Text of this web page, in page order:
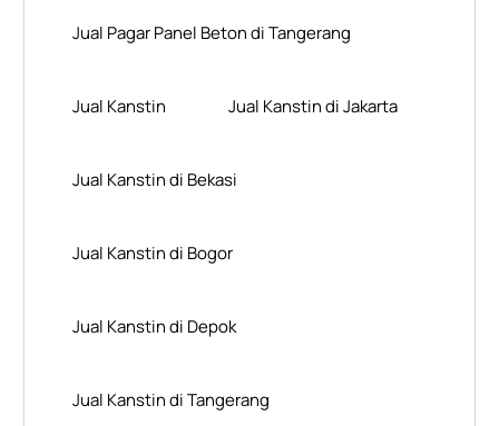
Jual Pagar Panel Beton di Tangerang
Jual Kanstin Jual Kanstin di Jakarta
Jual Kanstin di Bekasi
Jual Kanstin di Bogor
Jual Kanstin di Depok
Jual Kanstin di Tangerang